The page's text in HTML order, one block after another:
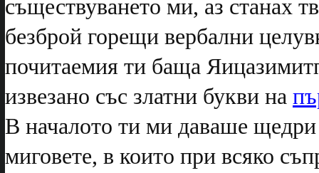
съществуването ми, аз станах
безброй горещи вербални
почитаемия ти баща
извезано със златни букви на
В началото ти ми даваше
миговете, в които при всяко